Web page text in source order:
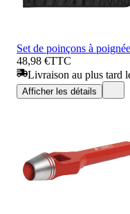
Set de poinçons à
48,98 €TTC
Livraison au plus tard
Afficher les détails